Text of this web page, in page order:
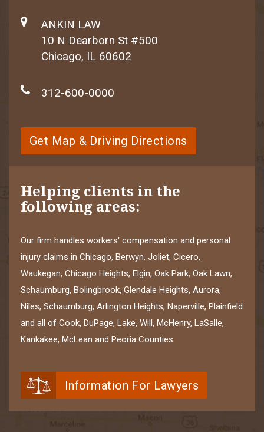
ANKIN LAW
10 N Dearborn St #500
Chicago, IL 60602
312-600-0000
Get Map & Driving Directions
Helping clients in the
following areas:
Our firm handles workers' compensation and personal
injury claims in Chicago, Berwyn, Joliet, Cicero,
Waukegan, Chicago Heights, Elgin, Oak Park, Oak Lawn,
Schaumburg, Bolingbrook, Glendale Heights, Aurora,
Niles, Schaumburg, Arlington Heights, Naperville, Plainfield
and all of Cook, DuPage, Lake, Will, McHenry, LaSalle,
Kankakee, McLean and Peoria Counties.
Information For Lawyers